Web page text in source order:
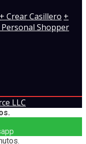
+ Crear Casillero +
Personal Shopper
LLC